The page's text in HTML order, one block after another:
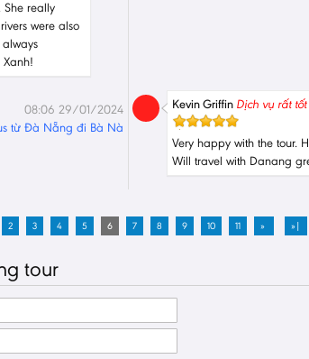
really
were also
Kevin Griffin Dịch vụ rất tốt
Very happy with the tour.
Will travel with Danang
08:06 29/01/2024
từ Đà Nẵng đi Bà Nà
2 3 4 5 6 7 8 9 10 11 » »|
tour